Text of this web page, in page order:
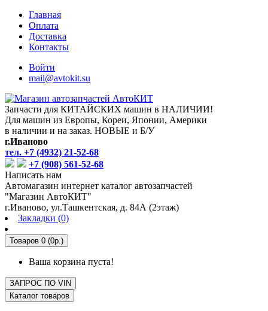
Главная
Оплата
Доставка
Контакты
Войти
mail@avtokit.su
Запчасти для КИТАЙСКИХ машин в НАЛИЧИИ!
Для машин из Европы, Кореи, Японии, Америки
в наличии и на заказ. НОВЫЕ и Б/У
г.Иваново
тел. +7 (4932) 21-52-68
+7 (908) 561-52-68
Написать нам
Автомагазин интернет каталог автозапчастей
"Магазин АвтоКИТ"
г.Иваново, ул.Ташкентская, д. 84А (2этаж)
Закладки (0)
Товаров 0 (0р.)
Ваша корзина пуста!
ЗАПРОС ПО VIN
Каталог товаров